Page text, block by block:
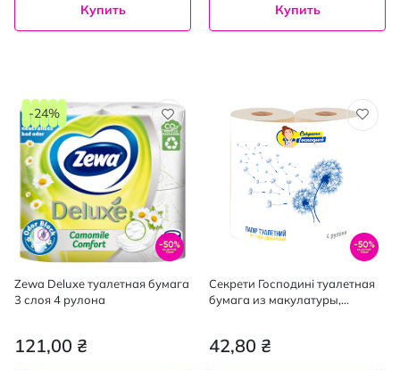
Купить Купить
Zewa Deluxe туалетная бумага
3 слоя 4 рулона
121,00 ₴
-24%
Секрети Господині туалетная
бумага из макулатуры,
42,80 ₴